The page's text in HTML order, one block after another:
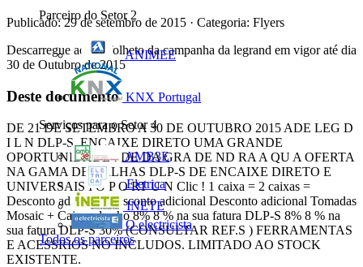
Parceiro do Setor 2
ANIMEE
KNX Portugal
Serviços para o Setor 4
AMB3E
Eletrica
INETE
O electricista
Todos os parceiros
Publicado: 29 de setembro de 2015 · Categoria: Flyers
Descarregue aqui o folheto da campanha da legrand em vigor até dia
30 de Outubro de 2015
Deste documento
DE 21 DE SETEMBRO A 30 DE OUTUBRO 2015 ADE LEG D
I L N DLP-S, ENCAIXE DIRETO UMA GRANDE
OPORTUNIDADE ! DE DA GRA DE ND RA A QU A OFERTA
NA GAMA DE CALHAS DLP-S DE ENCAIXE DIRETO E
UNIVERSAIS I O P O RT U N Clic ! 1 caixa = 2 caixas =
Desconto adicional Desconto adicional Desconto adicional Tomadas
Mosaic + Caixas de cho 8% 8 % na sua fatura DLP-S 8% 8 % na
sua fatura DLP-S 30% (CONSULTAR REF.S ) FERRAMENTAS
E ACESSRIOS NO INCLUDOS. LIMITADO AO STOCK
EXISTENTE.